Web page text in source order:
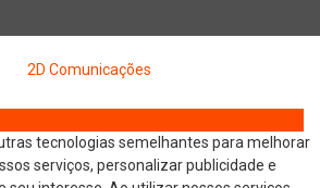
2D Comunicações
tecnologias semelhantes para melhorar
serviços, personalizar publicidade e